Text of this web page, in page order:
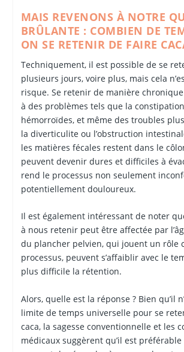
MAIS REVENONS À NOTRE
BRÛLANTE : COMBIEN DE
ON SE RETENIR DE FAIRE
Techniquement, il est possible de se
plusieurs jours, voire plus, mais cela
risque. Se retenir de manière
à des problèmes tels que la
hémorroïdes, et même des troubles
la diverticulite ou l’obstruction
les matières fécales restent dans le
peuvent devenir dures et difficiles à
rend le processus non seulement
potentiellement douloureux.
Il est également intéressant de noter
à nous retenir peut être affectée par
du plancher pelvien, qui jouent un rôle
processus, peuvent s’affaiblir avec le
plus difficile la rétention.
Alors, quelle est la réponse ? Bien qu’il
limite de temps universelle pour se
caca, la sagesse conventionnelle et les
médicaux suggèrent qu’il est préférable